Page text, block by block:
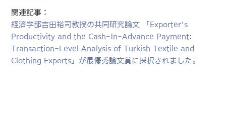
関連記事：
経済学部吉田裕司教授の共同研究論文 「Exporter's
Productivity and the Cash-In-Advance Payment:
Transaction-Level Analysis of Turkish Textile and
Clothing Exports」が最優秀論文賞に採択されました。